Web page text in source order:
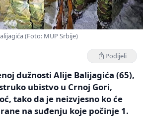
(Foto: MUP Srbije)
Podijeli
dužnosti Alije Balijagića (65),
ubistvo u Crnoj Gori,
tako da je neizvjesno ko će
na suđenju koje počinje 1.